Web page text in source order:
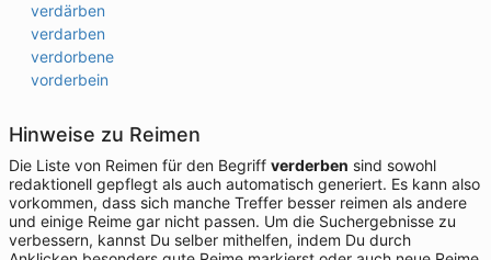
verdärben
verdarben
verdorbene
vorderbein
Hinweise zu Reimen
Die Liste von Reimen für den Begriff verderben sind sowohl
redaktionell gepflegt als auch automatisch generiert. Es kann also
vorkommen, dass sich manche Treffer besser reimen als andere
und einige Reime gar nicht passen. Um die Suchergebnisse zu
verbessern, kannst Du selber mithelfen, indem Du durch